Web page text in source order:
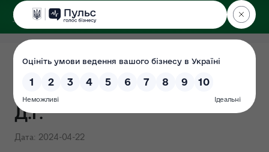
ДЕРЖЕКОІНСПЕКЦІЯ
Розпочато проведення
перевірки щодо Галіченко
Д.Г.
Дата: 2024-04-22